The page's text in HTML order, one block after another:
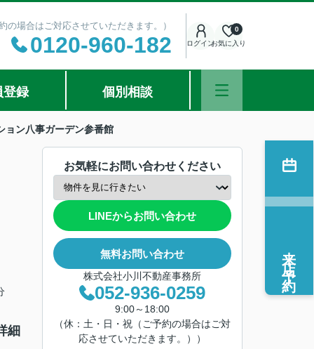
場合はご対応させていただきます。）
0120-960-182 ログインお気に入り
0
登録 個別相談
ョン八事ガーデン参番館
細
お気軽にお問い合わせください
LINEからお問い合わせ
無料お問い合わせ
株式会社小川不動産事務所
052-936-0259
9:00～18:00
（休：土・日・祝（ご予約の場合はご対
応させていただきます。））
来店予約